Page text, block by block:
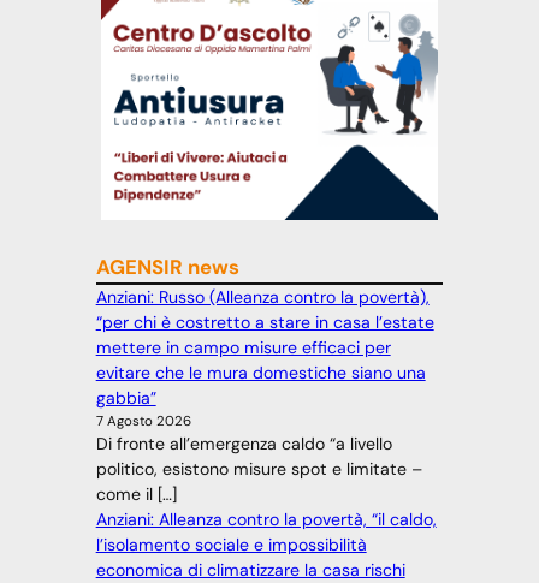
AGENSIR news
Anziani: Russo (Alleanza contro la povertà),
“per chi è costretto a stare in casa l’estate
mettere in campo misure efficaci per
evitare che le mura domestiche siano una
gabbia”
7 Agosto 2026
Di fronte all’emergenza caldo “a livello
politico, esistono misure spot e limitate –
come il […]
Anziani: Alleanza contro la povertà, “il caldo,
l’isolamento sociale e impossibilità
economica di climatizzare la casa rischi